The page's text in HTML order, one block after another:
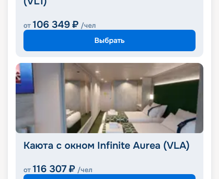
от 106 349 ₽ /чел
Выбрать
Каюта с окном Infinite Aurea (VLA)
от 116 307 ₽ /чел